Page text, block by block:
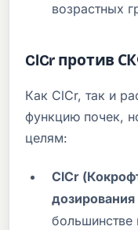
возрастных
ClCr против
Как ClCr, так и
функцию почек,
целям:
ClCr
дозирования
большинстве